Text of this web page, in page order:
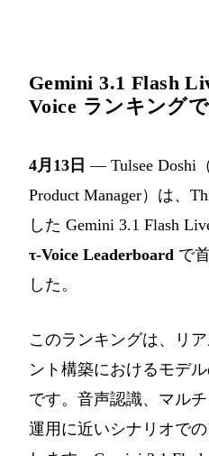
Gemini 3.1 Flash
Voice ランキング
4月13日 — Tulsee Doshi
Product Manager）は、
した Gemini 3.1 Flash
τ-Voice Leaderboard で
した。
このランキングは、リ
ント構築におけるモデ
です。音声認識、マル
運用に近いシナリオで